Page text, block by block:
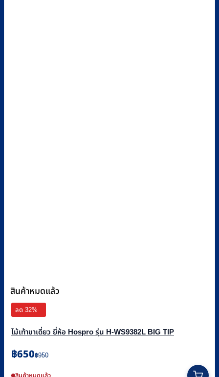
สินค้าหมดแล้ว
ลด 32%
ไม้เท้าขาเดี่ยว ยี่ห้อ Hospro รุ่น H-WS9382L BIG TIP
฿950
Original
was:
฿650
Current
is:สินค้าหมดแล้ว